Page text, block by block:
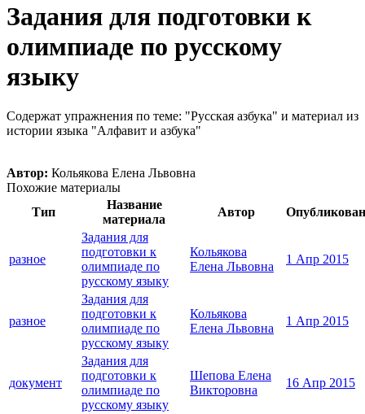
Задания для подготовки к
олимпиаде по русскому
языку
Содержат упражнения по теме: "Русская азбука" и материал из
истории языка "Алфавит и азбука"
Автор: Кольякова Елена Львовна
Похожие материалы
Тип
Название
материала
Автор Опубликован
разное
Задания для
подготовки к
олимпиаде по
русскому языку
Кольякова
Елена Львовна
1 Апр 2015
разное
Задания для
подготовки к
олимпиаде по
русскому языку
Кольякова
Елена Львовна
1 Апр 2015
документ
Задания для
подготовки к
олимпиаде по
русскому языку
Шепова Елена
Викторовна
16 Апр 2015